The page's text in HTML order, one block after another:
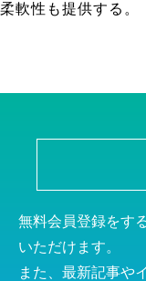
柔軟性も提供する。
無料会員登録をす
いただけます。
また、最新記事や